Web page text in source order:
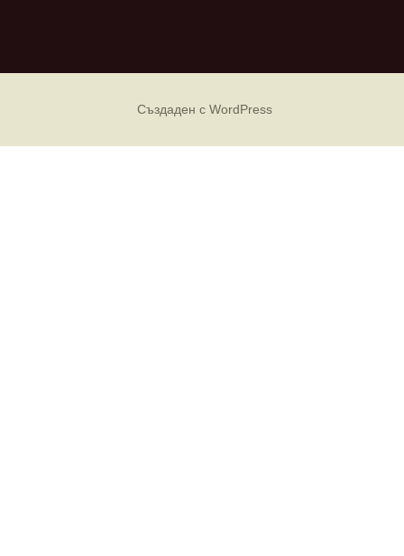
Създаден с WordPress